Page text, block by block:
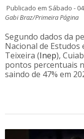
Publicado em Sábado -
Gabi Braz/Primeira Página
Segundo dados da
Nacional de Estudos
Teixeira (Inep),
pontos percentuais
saindo de 47% em